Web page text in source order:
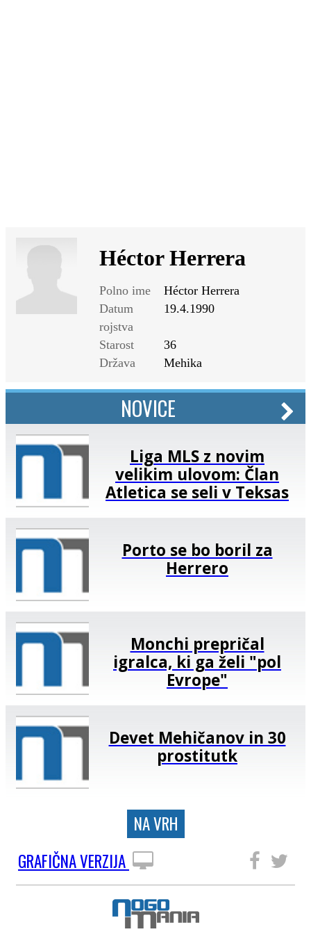
Héctor Herrera
Polno ime
Héctor Herrera
Datum
rojstva
19.4.1990
Starost
36
Država
Mehika
NOVICE
Liga MLS z novim
velikim ulovom: Član
Atletica se seli v Teksas
Porto se bo boril za
Herrero
Monchi prepričal
igralca, ki ga želi "pol
Evrope"
Devet Mehičanov in 30
prostitutk
NA VRH
GRAFIČNA VERZIJA